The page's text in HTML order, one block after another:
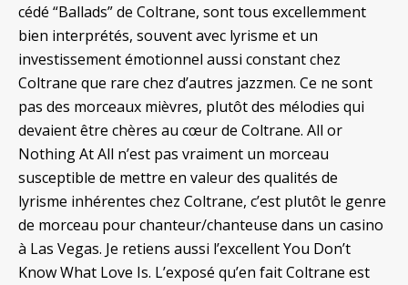
cédé “Ballads” de Coltrane, sont tous excellemment
bien interprétés, souvent avec lyrisme et un
investissement émotionnel aussi constant chez
Coltrane que rare chez d’autres jazzmen. Ce ne sont
pas des morceaux mièvres, plutôt des mélodies qui
devaient être chères au cœur de Coltrane. All or
Nothing At All n’est pas vraiment un morceau
susceptible de mettre en valeur des qualités de
lyrisme inhérentes chez Coltrane, c’est plutôt le genre
de morceau pour chanteur/chanteuse dans un casino
à Las Vegas. Je retiens aussi l’excellent You Don’t
Know What Love Is. L’exposé qu’en fait Coltrane est